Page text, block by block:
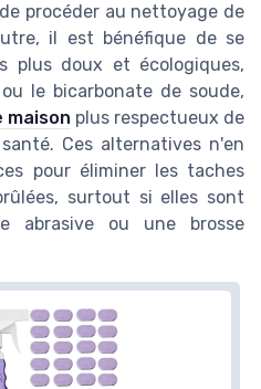
procéder au nettoyage de
il est bénéfique de se
plus doux et écologiques,
le bicarbonate de soude,
plus respectueux de
Ces alternatives n'en
pour éliminer les taches
surtout si elles sont
abrasive ou une brosse